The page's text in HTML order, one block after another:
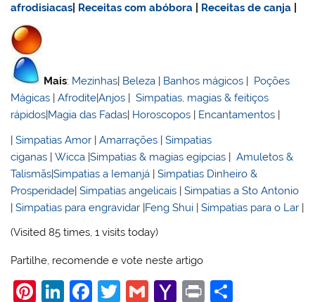
afrodisiacas Receitas com abóbora Receitas de canja
Mais: Mezinhas| Beleza | Banhos mágicos | Poções
Mágicas |Afrodite|Anjos |Simpatias, magias & feitiços
rápidos|Magia das Fadas| Horoscopos | Encantamentos |
|Simpatias Amor |Amarrações |Simpatias
ciganas |Wicca |Simpatias & magias egípcias |Amuletos &
Talismãs|Simpatias a Iemanjá |Simpatias Dinheiro &
Prosperidade|Simpatias angelicais |Simpatias a Sto Antonio
|Simpatias para engravidar |Feng Shui |Simpatias para o Lar |
(Visited 85 times, 1 visits today)
Partilhe, recomende e vote neste artigo
Pi Li F
T
G
Y
Pr